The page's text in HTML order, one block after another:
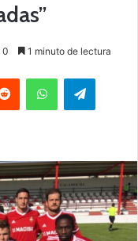
0 1 minuto de lectura